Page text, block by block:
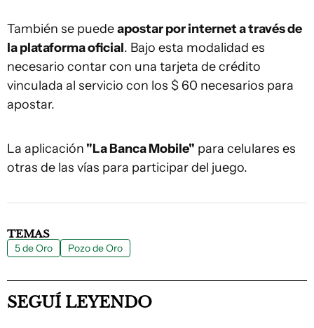
También se puedeapostar por internet a través de
la plataforma oficial. Bajo esta modalidad es
necesario contar con una tarjeta de crédito
vinculada al servicio con los $ 60 necesarios para
apostar.
La aplicación "La Banca Mobile" para celulares es
otras de las vías para participar del juego.
TEMAS
5 de Oro Pozo de Oro
SEGUÍ LEYENDO